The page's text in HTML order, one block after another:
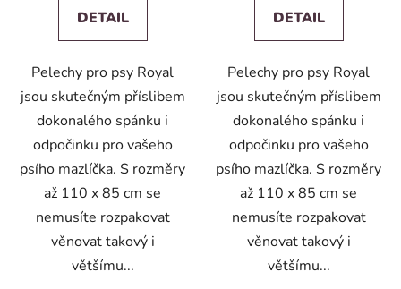
DETAIL
Pelechy pro psy Royal
jsou skutečným příslibem
dokonalého spánku i
odpočinku pro vašeho
psího mazlíčka. S rozměry
až 110 x 85 cm se
nemusíte rozpakovat
věnovat takový i
většímu...
DETAIL
Pelechy pro psy Royal
jsou skutečným příslibem
dokonalého spánku i
odpočinku pro vašeho
psího mazlíčka. S rozměry
až 110 x 85 cm se
nemusíte rozpakovat
věnovat takový i
většímu...